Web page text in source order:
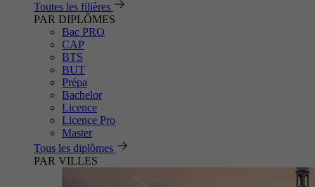
Toutes les filières
PAR DIPLÔMES
Bac PRO
CAP
BTS
BUT
Prépa
Bachelor
Licence
Licence Pro
Master
Tous les diplômes
PAR VILLES